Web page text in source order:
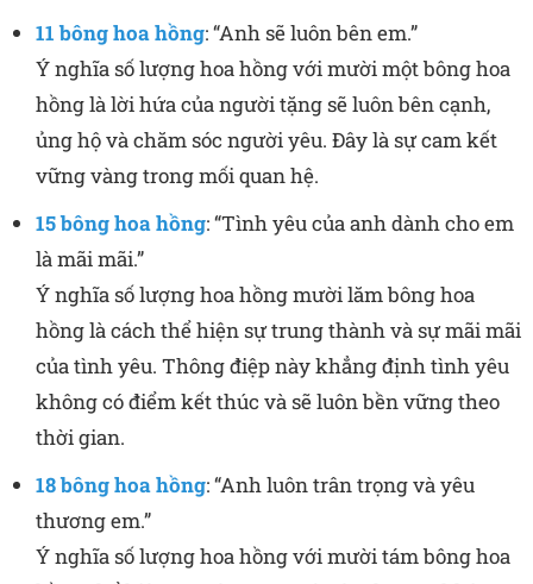
11 bông hoa hồng: “Anh sẽ luôn bên em.”
Ý nghĩa số lượng hoa hồng với mười một bông hoa
hồng là lời hứa của người tặng sẽ luôn bên cạnh,
ủng hộ và chăm sóc người yêu. Đây là sự cam kết
vững vàng trong mối quan hệ.
15 bông hoa hồng: “Tình yêu của anh dành cho em
là mãi mãi.”
Ý nghĩa số lượng hoa hồng mười lăm bông hoa
hồng là cách thể hiện sự trung thành và sự mãi mãi
của tình yêu. Thông điệp này khẳng định tình yêu
không có điểm kết thúc và sẽ luôn bền vững theo
thời gian.
18 bông hoa hồng: “Anh luôn trân trọng và yêu
thương em.”
Ý nghĩa số lượng hoa hồng với mười tám bông hoa